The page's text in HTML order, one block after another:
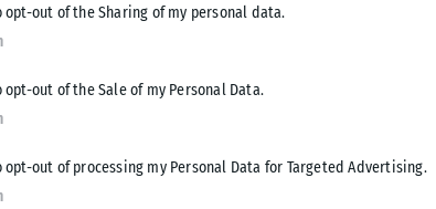
opt-out of the Sharing of my personal data.
opt-out of the Sale of my Personal Data.
opt-out of processing my Personal Data for Targeted Advertising.
όταν αρχίζει να πιστεύει ότι τρεις ώρες σε μια αίθουσα
Όχι στον βαθμό. Στην ταύτιση του βαθμού με την
να ανοίξει μυαλά, δρόμους, κόσμους. Αλλά άλλο
ως οικογενειακό παράσημο. Έχουμε γεμίσει πτυχιούχους
νέους που κυνηγούν μεταπτυχιακά για να